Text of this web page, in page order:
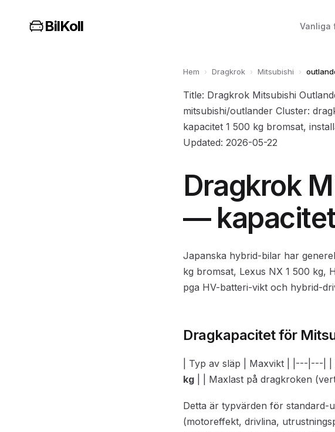
BilKoll Vanliga
Hem › Dragkrok › Mitsubishi ›
Title: Dragkrok Mitsubishi
mitsubishi/outlander Cluster:
kapacitet 1 500 kg bromsat,
Updated: 2026-05-22
Dragkrok
—
Japanska hybrid-bilar har
kg bromsat, Lexus NX 1 500 kg,
pga HV-batteri-vikt och hybrid-
Dragkapacitet för
| Typ av släp | Maxvikt | |---|---| |
kg | | Maxlast på dragkroken
Detta är typvärden för standard-
(motoreffekt, drivlina,